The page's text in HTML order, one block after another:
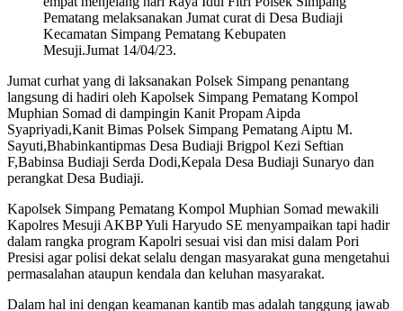
Pematang melaksanakan Jumat curat di Desa Budiaji
Kecamatan Simpang Pematang Kebupaten
Mesuji.Jumat 14/04/23.
Jumat curhat yang di laksanakan Polsek Simpang penantang
langsung di hadiri oleh Kapolsek Simpang Pematang Kompol
Muphian Somad di dampingin Kanit Propam Aipda
Syapriyadi,Kanit Bimas Polsek Simpang Pematang Aiptu M.
Sayuti,Bhabinkantipmas Desa Budiaji Brigpol Kezi Seftian
F,Babinsa Budiaji Serda Dodi,Kepala Desa Budiaji Sunaryo dan
perangkat Desa Budiaji.
Kapolsek Simpang Pematang Kompol Muphian Somad mewakili
Kapolres Mesuji AKBP Yuli Haryudo SE menyampaikan tapi hadir
dalam rangka program Kapolri sesuai visi dan misi dalam Pori
Presisi agar polisi dekat selalu dengan masyarakat guna mengetahui
permasalahan ataupun kendala dan keluhan masyarakat.
Dalam hal ini dengan keamanan kantib mas adalah tanggung jawab